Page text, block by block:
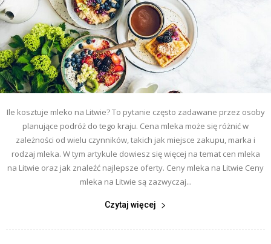
Ile kosztuje mleko na Litwie? To pytanie często zadawane przez osoby
planujące podróż do tego kraju. Cena mleka może się różnić w
zależności od wielu czynników, takich jak miejsce zakupu, marka i
rodzaj mleka. W tym artykule dowiesz się więcej na temat cen mleka
na Litwie oraz jak znaleźć najlepsze oferty. Ceny mleka na Litwie Ceny
mleka na Litwie są zazwyczaj...
Czytaj więcej